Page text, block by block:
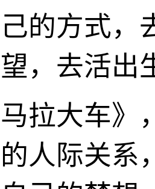
的方式，
，去活出
拉大车》
人际关系